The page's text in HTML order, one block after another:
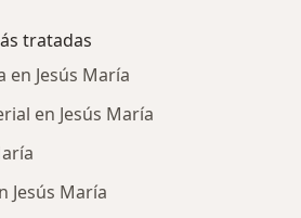
tratadas
Jesús María
en Jesús María
Jesús María